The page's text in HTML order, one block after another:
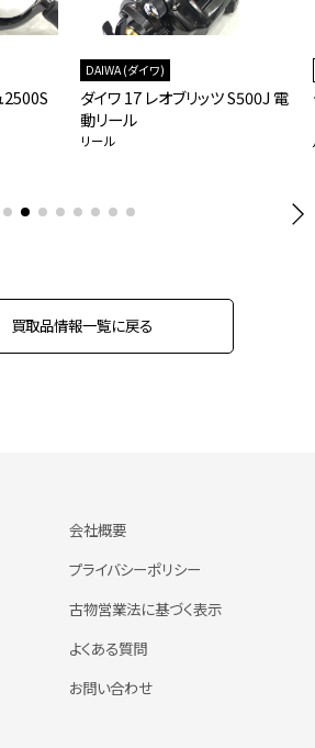
2500S
DAIWA (ダイワ)
ダイワ 17 レオブリッツ S500J 電
動リール
リール
買取品情報一覧に戻る
会社概要
プライバシーポリシー
古物営業法に基づく表示
よくある質問
お問い合わせ